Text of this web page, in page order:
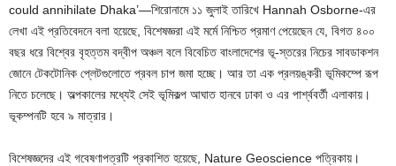
could annihilate Dhaka’—শিরোনামে ১১ জুলাই তারিখে Hannah Osborne-এর
লেখা এই প্রতিবেদনে বলা হয়েছে, বিশেষজ্ঞরা এই মর্মে নিশ্চিত প্রমাণ পেয়েছেন যে, বিগত ৪০০
বছর ধরে বিশ্বের বৃহত্তম বদ্বীপ অঞ্চল বলে বিবেচিত বাংলাদেশের ভূ-স্তরের নিচের সাবডাকশন
জোনে টেকটোনিক প্লেটগুলোতে প্রবল চাপ জমা হচ্ছে। আর তা এক প্রলয়ঙ্করী ভূমিকম্পে রূপ
নিতে চলেছে। অল্পকালের মধ্যেই সেই ভূমিকল্প আঘাত হানবে ঢাকা ও এর পার্শ্ববর্তী এলাকায়।
ভূকম্পনটি হবে ৯ মাত্রার।
বিশেষজ্ঞদের এই গবেষণাপত্রটি প্রকাশিত হয়েছে, Nature Geoscience পত্রিকায়।